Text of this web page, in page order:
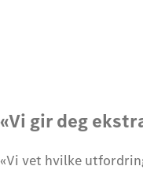
«Vi gir deg
«Vi vet hvilke